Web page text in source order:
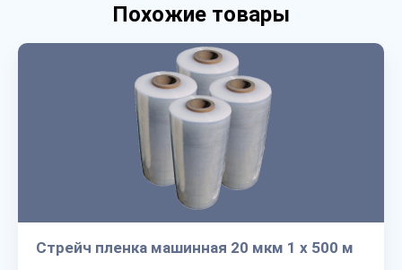
Похожие товары
Стрейч пленка машинная 20 мкм 1 х 500 м